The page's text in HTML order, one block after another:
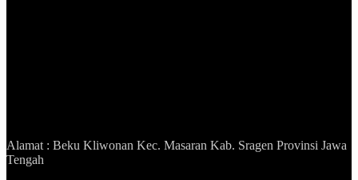
Alamat : Beku Kliwonan Kec. Masaran Kab. Sragen Provinsi Jawa
Tengah